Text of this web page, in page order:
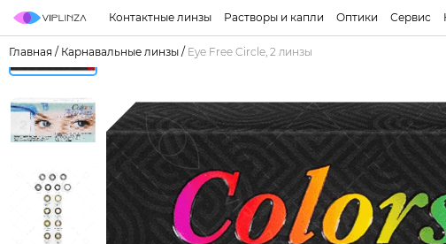
Контактные линзы Растворы и капли Оптики Сервис
Главная / Карнавальные линзы / Eye Free Circle, 2 линзы